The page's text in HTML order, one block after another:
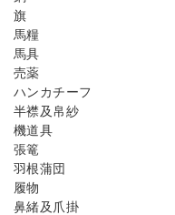
旗
馬糧
馬具
売薬
ハンカチーフ
半襟及帛紗
機道具
張篭
羽根蒲団
履物
鼻緒及爪掛